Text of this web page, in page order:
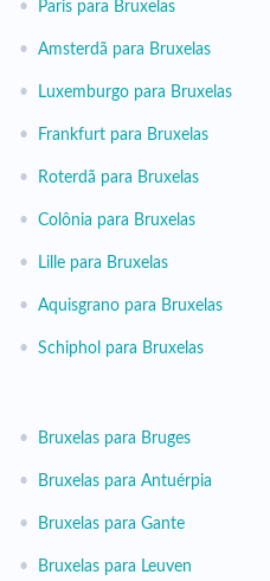
• Paris para Bruxelas
• Amsterdã para Bruxelas
• Luxemburgo para Bruxelas
• Frankfurt para Bruxelas
• Roterdã para Bruxelas
• Colônia para Bruxelas
• Lille para Bruxelas
• Aquisgrano para Bruxelas
• Schiphol para Bruxelas
• Bruxelas para Bruges
• Bruxelas para Antuérpia
• Bruxelas para Gante
• Bruxelas para Leuven